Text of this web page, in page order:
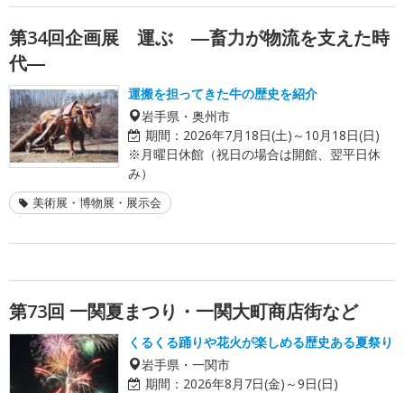
第34回企画展 運ぶ ―畜力が物流を支えた時
代―
運搬を担ってきた牛の歴史を紹介
岩手県・奥州市
期間： 2026年7月18日(土)～10月18日(日)
※月曜日休館（祝日の場合は開館、翌平日休
み）
美術展・博物展・展示会
第73回 一関夏まつり・一関大町商店街など
くるくる踊りや花火が楽しめる歴史ある夏祭り
岩手県・一関市
期間： 2026年8月7日(金)～9日(日)